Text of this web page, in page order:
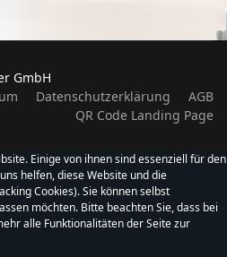
GmbH
Datenschutzerklärung
AGB
QR Code Landing Page
Einige von ihnen sind essenziell für den
helfen, diese Website und die
Cookies). Sie können selbst
möchten. Bitte beachten Sie, dass bei
alle Funktionalitäten der Seite zur